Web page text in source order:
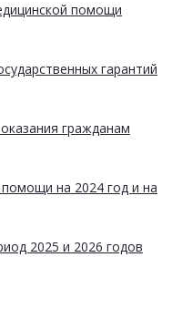
помощи
гарантий
гражданам
на 2024 год и на
2025 и 2026 годов